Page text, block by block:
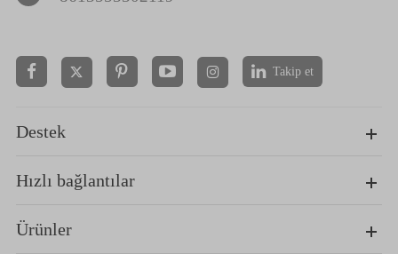
  Takip et
Destek
Hızlı bağlantılar
Ürünler